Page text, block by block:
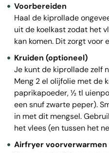
Voorbereiden
Haal de kiprollade
uit de koelkast zodat het
kan komen. Dit zorgt voor
Kruiden (optioneel)
Je kunt de kiprollade zelf
Meng 2 el olijfolie met de
paprikapoeder, ½ tl
een snuf zwarte peper).
in met dit mengsel.
het vlees (en tussen het
Airfryer voorverwarmen